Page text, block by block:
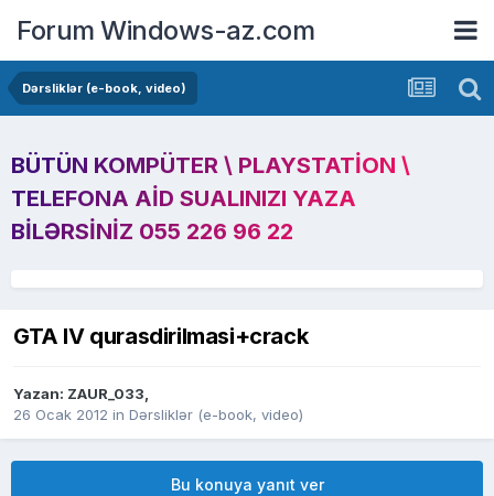
Forum Windows-az.com
Dərsliklər (e-book, video)
BÜTÜN KOMPÜTER \ PLAYSTATION \
TELEFONA AID SUALINIZI YAZA
BILƏRSINIZ 055 226 96 22
GTA IV qurasdirilmasi+crack
Yazan: ZAUR_033,
26 Ocak 2012 in Dərsliklər (e-book, video)
Bu konuya yanıt ver